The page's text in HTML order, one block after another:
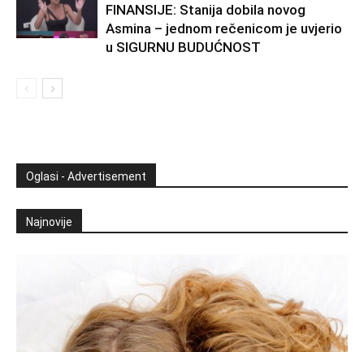
FINANSIJE: Stanija dobila novog
Asmina – jednom rečenicom je uvjerio
u SIGURNU BUDUĆNOST
Oglasi - Advertisement
Najnovije